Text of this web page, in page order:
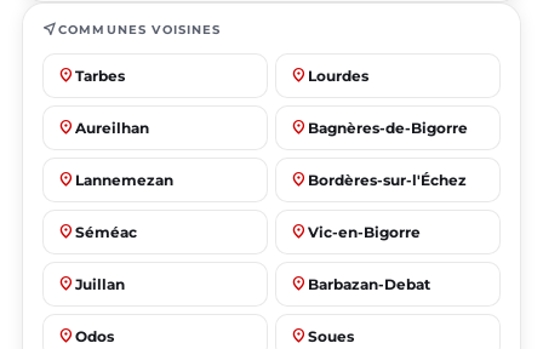
near_meCOMMUNES VOISINES
place Tarbes place Lourdes
place Aureilhan place Bagnères-de-Bigorre
place Lannemezan place Bordères-sur-l'Échez
place Séméac place Vic-en-Bigorre
place Juillan place Barbazan-Debat
place Odos place Soues